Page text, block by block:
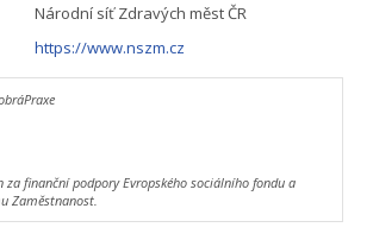
Národní síť Zdravých měst ČR
https://www.nszm.cz
za finanční podpory Evropského sociálního fondu a
Zaměstnanost.